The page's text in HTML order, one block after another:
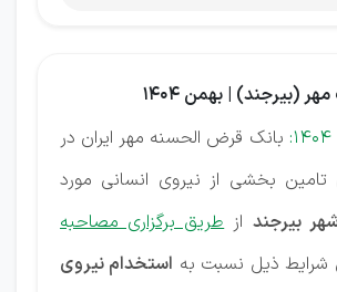
(بیرجند) | بهمن 1404
بانک قرض الحسنه مهر ایران در
تامین بخشی از نیروی انسانی مورد
بیرجند ازطریق برگزاری مصاحبه
ذیل نسبت به استخدام نیروی